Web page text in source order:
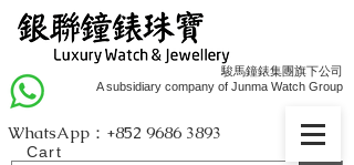
駿馬鐘錶集團旗下公司
A subsidiary company of Junma Watch Group
Cart
WhatsApp：+852 9686 3893